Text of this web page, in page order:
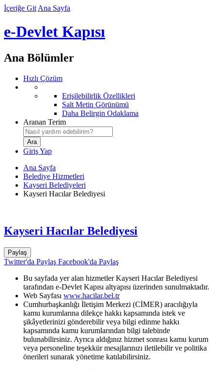
İçeriğe Git Ana Sayfa
e-Devlet Kapısı
Ana Bölümler
Hızlı Çözüm
Erişilebilirlik Özellikleri
Salt Metin Görünümü
Daha Belirgin Odaklama
Aranan Terim
Giriş Yap
Ana Sayfa
Belediye Hizmetleri
Kayseri Belediyeleri
Kayseri Hacılar Belediyesi
Kayseri Hacılar Belediyesi
Paylaş
Twitter'da Paylaş Facebook'da Paylaş
Bu sayfada yer alan hizmetler Kayseri Hacılar Belediyesi
tarafından e-Devlet Kapısı altyapısı üzerinden sunulmaktadır.
Web Sayfası www.hacilar.bel.tr
Cumhurbaşkanlığı İletişim Merkezi (CİMER) aracılığıyla
kamu kurumlarına dilekçe hakkı kapsamında istek ve
şikâyetlerinizi gönderebilir veya bilgi edinme hakkı
kapsamında kamu kurumlarından bilgi talebinde
bulunabilirsiniz. Ayrıca aldığınız hizmet sonrası kamu kurum
veya personeline teşekkür mesajlarınızı iletilebilir ve politika
önerileri sunarak yönetime katılabilirsiniz.